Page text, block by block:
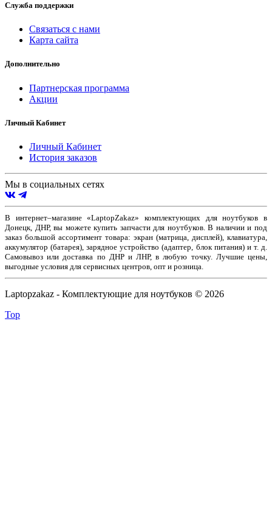
Служба поддержки
Связаться с нами
Карта сайта
Дополнительно
Партнерская программа
Акции
Личный Кабинет
Личный Кабинет
История заказов
Мы в социальных сетях
В интернет–магазине «LaptopZakaz» комплектующих для ноутбуков в
Донецк, ДНР, вы можете купить запчасти для ноутбуков. В наличии и под
заказ большой ассортимент товара: экран (матрица, дисплей), клавиатура,
аккумулятор (батарея), зарядное устройство (адаптер, блок питания) и т. д.
Самовывоз или доставка по ДНР и ЛНР, в любую точку. Лучшие цены,
выгодные условия для сервисных центров, опт и розница.
Laptopzakaz - Комплектующие для ноутбуков © 2026
Top